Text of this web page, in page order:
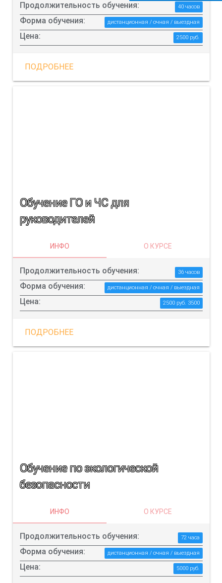
Продолжительность обучения: 40 часов
Форма обучения: дистанционная / очная / выездная
Цена: 2500 руб.
ПОДРОБНЕЕ
Обучение ГО и ЧС для
руководителей
ИНФО О КУРСЕ
Продолжительность обучения: 36 часов
Форма обучения: дистанционная / очная / выездная
Цена: 2500 руб. 3500
ПОДРОБНЕЕ
Обучение по экологической
безопасности
ИНФО О КУРСЕ
Продолжительность обучения: 72 часа
Форма обучения: дистанционная / очная / выездная
Цена: 5000 руб.